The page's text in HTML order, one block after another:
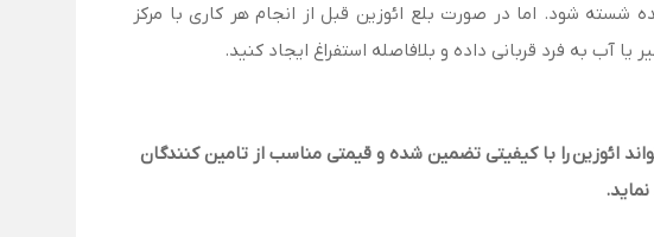
شده شسته شود. اما در صورت بلع ائوزین قبل از انجام هر کاری با مرکز
ائوزین را با کیفیتی تضمین شده و قیمتی مناسب از تامین کنندگان